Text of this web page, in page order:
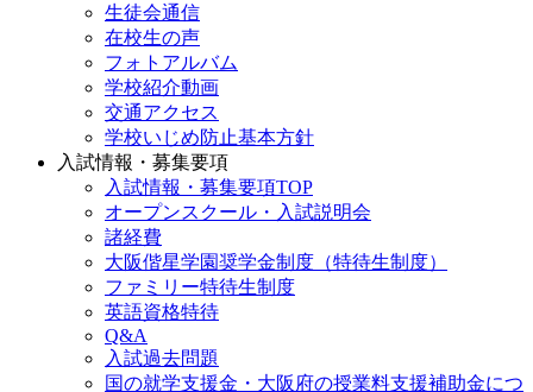
生徒会通信
在校生の声
フォトアルバム
学校紹介動画
交通アクセス
学校いじめ防止基本方針
入試情報・募集要項
入試情報・募集要項TOP
オープンスクール・入試説明会
諸経費
大阪偕星学園奨学金制度（特待生制度）
ファミリー特待生制度
英語資格特待
Q&A
入試過去問題
国の就学支援金・大阪府の授業料支援補助金につ